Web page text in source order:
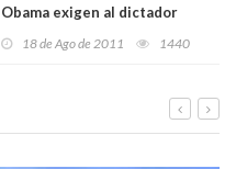
Obama exigen al dictador
18 de Ago de 2011 1440